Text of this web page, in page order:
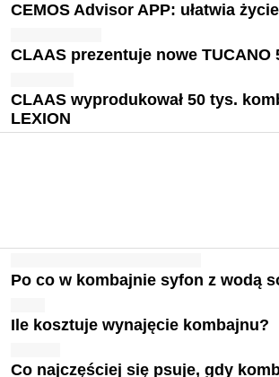
CEMOS Advisor APP: ułatwia
CLAAS prezentuje nowe TUCANO
CLAAS wyprodukował 50 tys.
LEXION
Po co w kombajnie syfon z wodą
Ile kosztuje wynajęcie kombajnu?
Co najczęściej się psuje, gdy